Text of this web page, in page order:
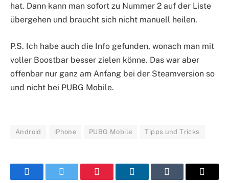
hat. Dann kann man sofort zu Nummer 2 auf der Liste
übergehen und braucht sich nicht manuell heilen.
P.S. Ich habe auch die Info gefunden, wonach man mit
voller Boostbar besser zielen könne. Das war aber
offenbar nur ganz am Anfang bei der Steamversion so
und nicht bei PUBG Mobile.
Android iPhone PUBG Mobile Tipps und Tricks
FacebookTwitter Pinterest LinkedInTumblr E-